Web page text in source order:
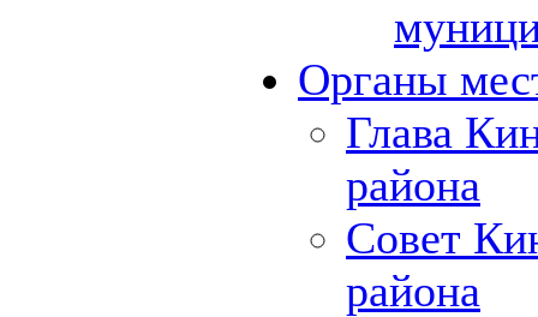
Органы
Глава
района
Совет
района